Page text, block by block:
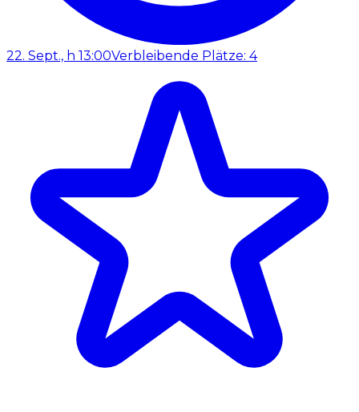
22. Sept., h 13:00Verbleibende Plätze: 4